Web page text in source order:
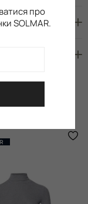
про
SOLMAR.